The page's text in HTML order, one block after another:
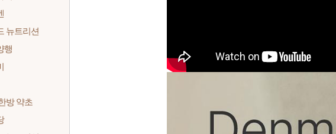
뉴트리션
행
방 약초